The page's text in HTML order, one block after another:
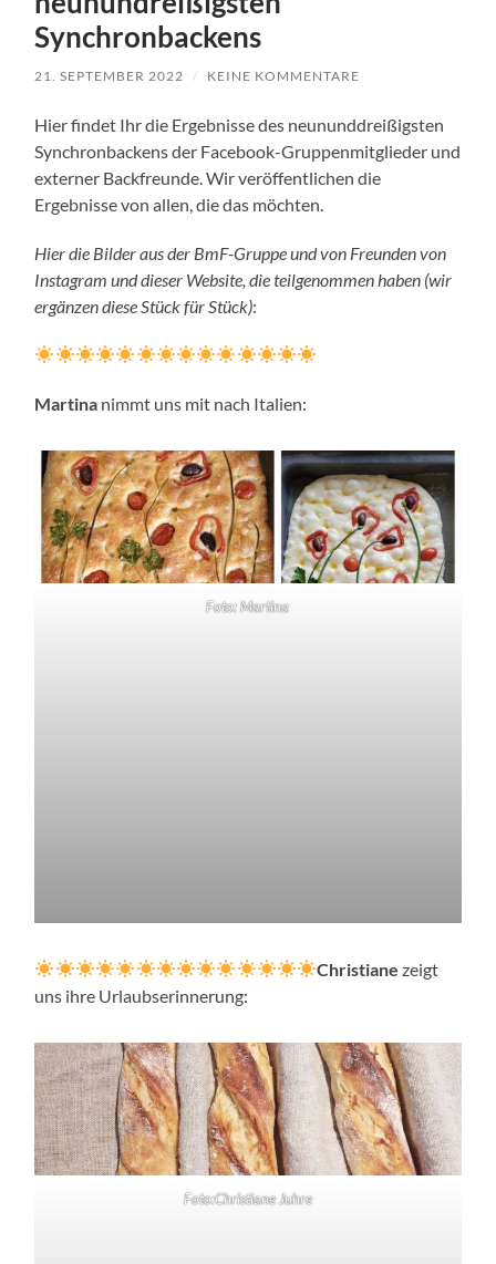
Synchronbackens
21. SEPTEMBER 2022 / KEINE KOMMENTARE
Hier findet Ihr die Ergebnisse des neununddreißigsten
Synchronbackens der Facebook-Gruppenmitglieder und
externer Backfreunde. Wir veröffentlichen die
Ergebnisse von allen, die das möchten.
Hier die Bilder aus der BmF-Gruppe und von Freunden von
Instagram und dieser Website, die teilgenommen haben (wir
ergänzen diese Stück für Stück):
Martina nimmt uns mit nach Italien:
Foto: Martina
Christiane zeigt
uns ihre Urlaubserinnerung:
Foto:Christiane Juhre